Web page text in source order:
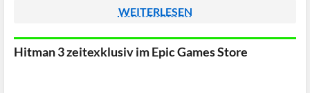
WEITERLESEN
Hitman 3 zeitexklusiv im Epic Games Store